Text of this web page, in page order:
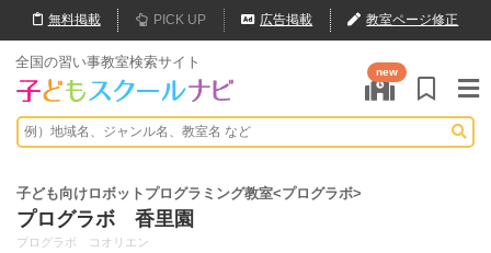
無料掲載 PICK UP 広告掲載 教室ページ修正
全国の習い事教室検索サイト
new
子ども向けロボットプログラミング教室<プログラボ>
プログラボ 香里園
プログラボ コオリエン